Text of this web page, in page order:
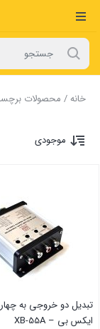
خانه/ محصولات
موجودی
تبدیل دو خروجی به
ایکس بی – XB-55A